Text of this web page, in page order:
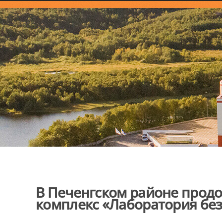
В Печенгском районе
комплекс «Лаборатория